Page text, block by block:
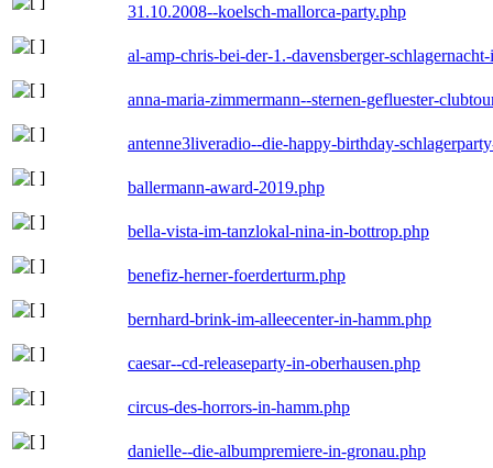
31.10.2008--koelsch-mallorca-party.php
al-amp-chris-bei-der-1.-davensberger-
anna-maria-zimmermann--sternen-gefluester-
antenne3liveradio--die-happy-birthday-
ballermann-award-2019.php
bella-vista-im-tanzlokal-nina-in-bottrop.php
benefiz-herner-foerderturm.php
bernhard-brink-im-alleecenter-in-hamm.php
caesar--cd-releaseparty-in-oberhausen.php
circus-des-horrors-in-hamm.php
danielle--die-albumpremiere-in-gronau.php